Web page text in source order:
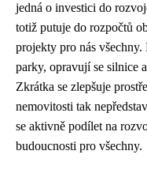
jedná o investici do
totiž putuje do rozpočtů
projekty pro nás
parky, opravují se silnice
Zkrátka se zlepšuje
nemovitosti tak
se aktivně podílet na
budoucnosti pro všechny.